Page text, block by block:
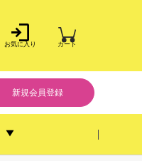
お気に入り カート
新規会員登録